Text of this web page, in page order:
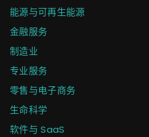
能源与可再生能源
金融服务
制造业
专业服务
零售与电子商务
生命科学
软件与 SaaS